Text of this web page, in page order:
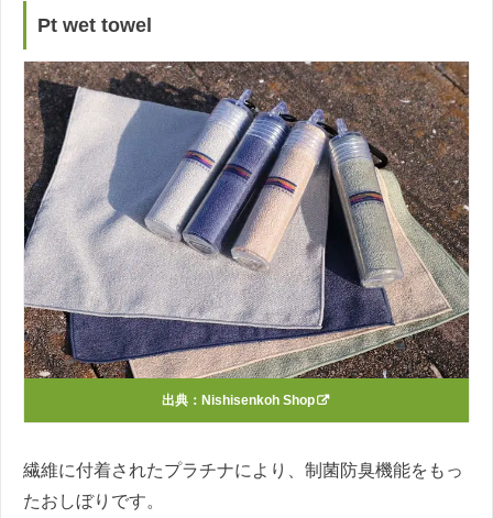
Pt wet towel
出典： Nishisenkoh Shop
繊維に付着されたプラチナにより、制菌防臭機能をもっ
たおしぼりです。